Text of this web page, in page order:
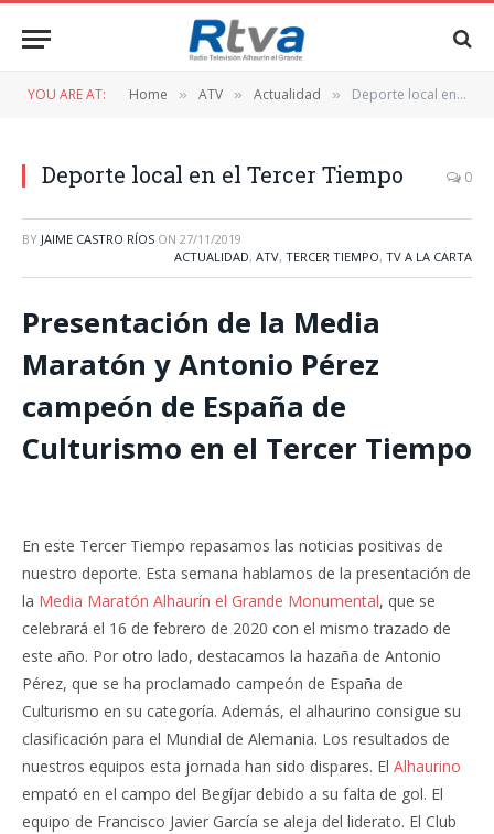
YOU ARE AT: Home » ATV » Actualidad » Deporte local en el Tercer Tiempo
Deporte local en el Tercer Tiempo 0
BY JAIME CASTRO RÍOS ON 27/11/2019
ACTUALIDAD, ATV, TERCER TIEMPO, TV A LA CARTA
Presentación de la Media
Maratón y Antonio Pérez
campeón de España de
Culturismo en el Tercer Tiempo
En este Tercer Tiempo repasamos las noticias positivas de
nuestro deporte. Esta semana hablamos de la presentación de
la Media Maratón Alhaurín el Grande Monumental, que se
celebrará el 16 de febrero de 2020 con el mismo trazado de
este año. Por otro lado, destacamos la hazaña de Antonio
Pérez, que se ha proclamado campeón de España de
Culturismo en su categoría. Además, el alhaurino consigue su
clasificación para el Mundial de Alemania. Los resultados de
nuestros equipos esta jornada han sido dispares. El Alhaurino
empató en el campo del Begíjar debido a su falta de gol. El
equipo de Francisco Javier García se aleja del liderato. El Club